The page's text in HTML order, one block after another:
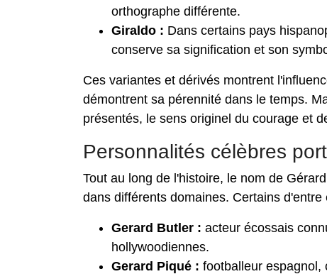
orthographe différente.
Giraldo : Dans certains pays
conserve sa signification et son
Ces variantes et dérivés montrent
démontrent sa pérennité dans le temps.
présentés, le sens originel du courage et
Personnalités célèbres
Tout au long de l'histoire, le nom de
dans différents domaines. Certains d'entre
Gerard Butler : acteur écossais
hollywoodiennes.
Gerard Piqué : footballeur espagnol,